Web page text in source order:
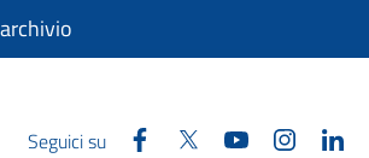
Seguici su Facebook
Twitter YouTube